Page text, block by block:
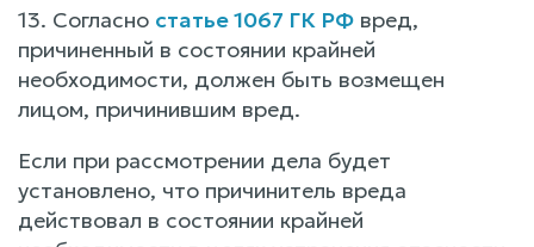
13. Согласно статье 1067 ГК РФ вред,
причиненный в состоянии крайней
необходимости, должен быть возмещен
лицом, причинившим вред.
Если при рассмотрении дела будет
установлено, что причинитель вреда
действовал в состоянии крайней